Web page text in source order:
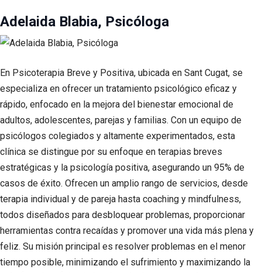
Adelaida Blabia, Psicóloga
En Psicoterapia Breve y Positiva, ubicada en Sant Cugat, se
especializa en ofrecer un tratamiento psicológico eficaz y
rápido, enfocado en la mejora del bienestar emocional de
adultos, adolescentes, parejas y familias. Con un equipo de
psicólogos colegiados y altamente experimentados, esta
clínica se distingue por su enfoque en terapias breves
estratégicas y la psicología positiva, asegurando un 95% de
casos de éxito. Ofrecen un amplio rango de servicios, desde
terapia individual y de pareja hasta coaching y mindfulness,
todos diseñados para desbloquear problemas, proporcionar
herramientas contra recaídas y promover una vida más plena y
feliz. Su misión principal es resolver problemas en el menor
tiempo posible, minimizando el sufrimiento y maximizando la